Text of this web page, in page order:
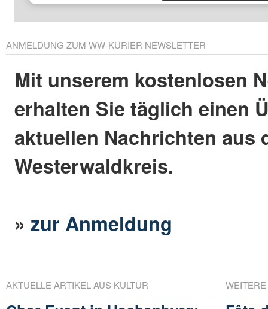
ANMELDUNG ZUM WW-KURIER NEWSLETTER
Mit unserem kostenlosen
erhalten Sie täglich einen
aktuellen Nachrichten aus
Westerwaldkreis.
»zur Anmeldung
AKTUELLE ARTIKEL AUS KULTUR